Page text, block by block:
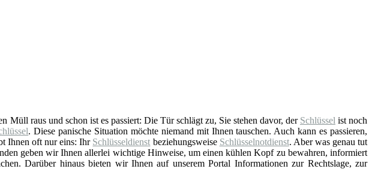
raus und schon ist es passiert: Die Tür schlägt zu, Sie stehen davor, der Schlüssel ist noch
. Diese panische Situation möchte niemand mit Ihnen tauschen. Auch kann es passieren,
Ihnen oft nur eins: Ihr Schlüsseldienst beziehungsweise Schlüsselnotdienst. Aber was genau tut
geben wir Ihnen allerlei wichtige Hinweise, um einen kühlen Kopf zu bewahren, informiert
Darüber hinaus bieten wir Ihnen auf unserem Portal Informationen zur Rechtslage, zur